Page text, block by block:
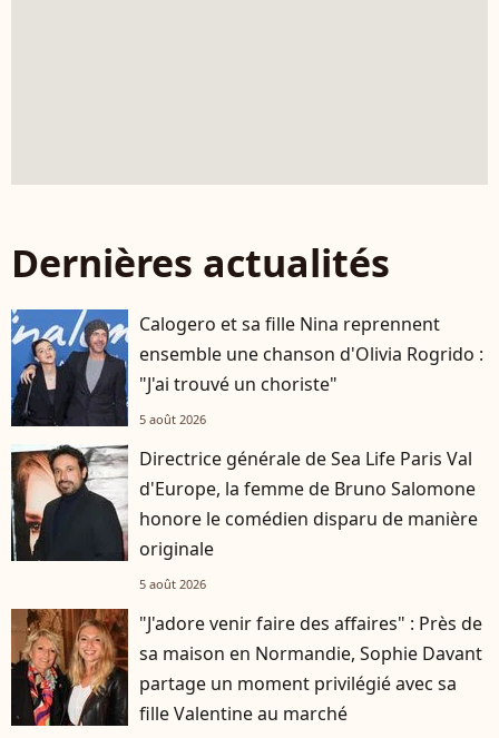
Dernières actualités
Calogero et sa fille Nina reprennent
ensemble une chanson d'Olivia Rogrido :
"J'ai trouvé un choriste"
5 août 2026
Directrice générale de Sea Life Paris Val
d'Europe, la femme de Bruno Salomone
honore le comédien disparu de manière
originale
5 août 2026
"J'adore venir faire des affaires" : Près de
sa maison en Normandie, Sophie Davant
partage un moment privilégié avec sa
fille Valentine au marché